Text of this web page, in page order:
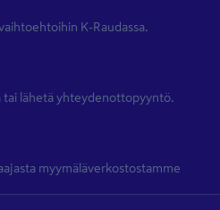
sinua K-Raudoissa kautta
kaunis lämpökäsitelty terassi
muun muassapainekyllästettyjä
valikoimaamme, käytä
ja osta laudat vaikka kotiin
K-Raudassa.
tai lähetä yhteydenottopyyntö.
myymäläverkostostamme